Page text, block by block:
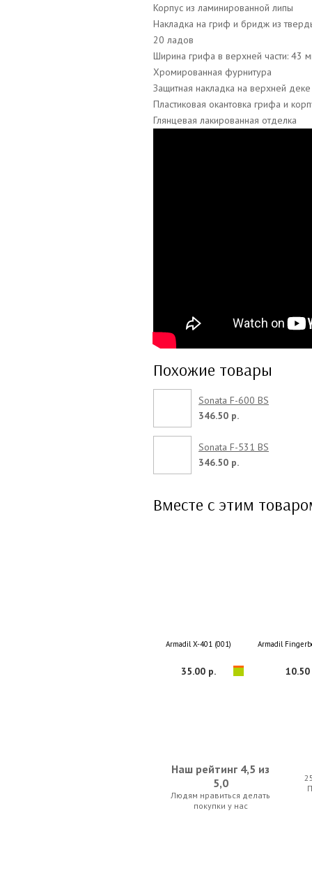
Корпус из ламинированной липы
Накладка на гриф и бридж из
20 ладов
Ширина грифа в верхней части: 43
Хромированная фурнитура
Защитная накладка на верхней деке
Пластиковая окантовка грифа и
Глянцевая лакированная отделка
Похожие товары
Sonata F-600 BS
346.50 р.
Sonata F-531 BS
346.50 р.
Вместе с этим
Armadil X-401 (001)
35.00 р.
Armadil
10.50
Stagg SG-A100 BK Crossrock
Наш рейтинг 4,5 из
5,0
Людям нравиться делать
покупки у нас